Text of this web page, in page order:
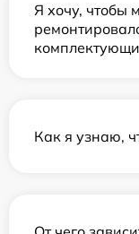
Я хочу, чтобы
Как я узнаю,